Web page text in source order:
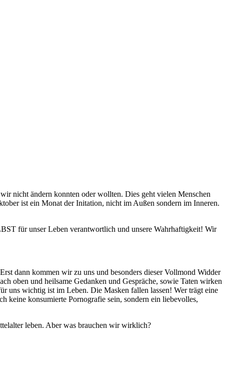
nicht ändern konnten oder wollten. Dies geht vielen Menschen
ist ein Monat der Initation, nicht im Außen sondern im Inneren.
für unser Leben verantwortlich und unsere Wahrhaftigkeit! Wir
dann kommen wir zu uns und besonders dieser Vollmond Widder
oben und heilsame Gedanken und Gespräche, sowie Taten wirken
uns wichtig ist im Leben. Die Masken fallen lassen! Wer trägt eine
keine konsumierte Pornografie sein, sondern ein liebevolles,
leben. Aber was brauchen wir wirklich?